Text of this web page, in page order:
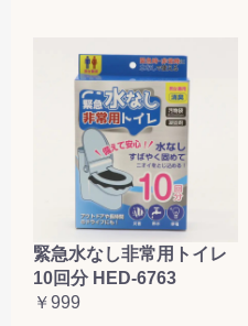
緊急水なし非常用トイレ
10回分 HED-6763
￥999